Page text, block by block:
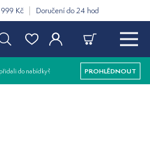
Kč Doručení do 24 hod
do nabídky? PROHLÉDNOUT